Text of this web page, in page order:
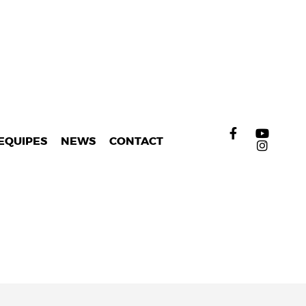
NEWS CONTACT